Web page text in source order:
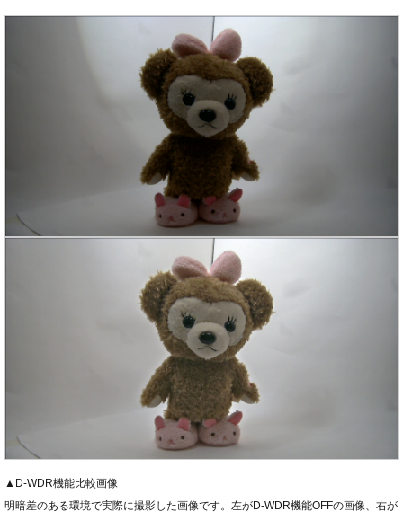
▲D-WDR機能比較画像
明暗差のある環境で実際に撮影した画像です。左がD-WDR機能OFFの画像、右が